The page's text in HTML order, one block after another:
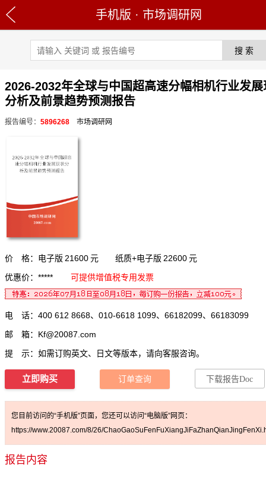
手机版 · 市场调研网
2026-2032年全球与中国超高速分幅相机行业发展
分析及前景趋势预测报告
报告编号： 5896268 市场调研网
价 格：电子版 21600 元 纸质+电子版 22600 元
优惠价：*****
可提供增值税专用发票
电 话：400 612 8668、010-6618 1099、66182099、66183099
邮 箱： Kf@20087.com
提 示：如需订购英文、日文等版本，请向客服咨询。
立即购买 订单查询 下载报告Doc
您目前访问的“手机版”页面，您还可以访问“电脑版”网页：
https://www.20087.com/8/26/
报告内容